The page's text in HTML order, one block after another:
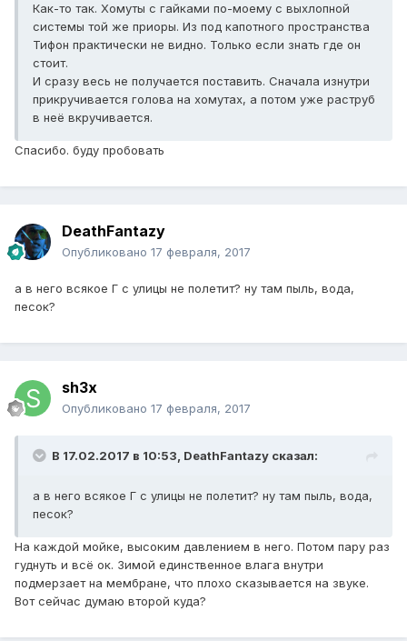
Как-то так. Хомуты с гайками по-моему с выхлопной
системы той же приоры. Из под капотного пространства
Тифон практически не видно. Только если знать где он
стоит.
И сразу весь не получается поставить. Сначала изнутри
прикручивается голова на хомутах, а потом уже раструб
в неё вкручивается.
Спасибо. буду пробовать
DeathFantazy
Опубликовано 17 февраля, 2017
а в него всякое Г с улицы не полетит? ну там пыль, вода,
песок?
sh3x
Опубликовано 17 февраля, 2017
В 17.02.2017 в 10:53, DeathFantazy сказал:
а в него всякое Г с улицы не полетит? ну там пыль, вода,
песок?
На каждой мойке, высоким давлением в него. Потом пару раз
гуднуть и всё ок. Зимой единственное влага внутри
подмерзает на мембране, что плохо сказывается на звуке.
Вот сейчас думаю второй куда?